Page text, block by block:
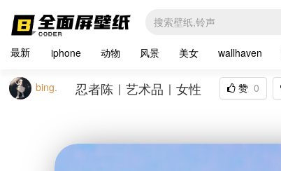
最新 iphone 动物 风景 美女 wallhaven
bing. 忍者陈｜艺术品｜女性 赞 0